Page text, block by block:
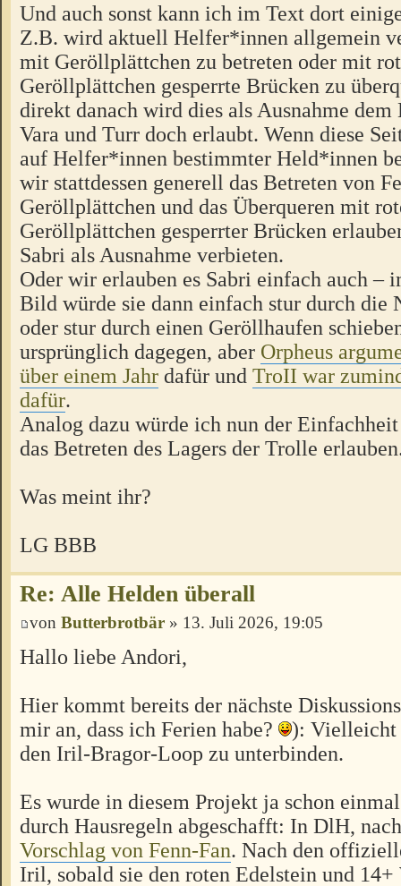
Und auch sonst kann ich im Text dort
Z.B. wird aktuell Helfer*innen allgemein
mit Geröllplättchen zu betreten oder mit
Geröllplättchen gesperrte Brücken zu
direkt danach wird dies als Ausnahme
Vara und Turr doch erlaubt. Wenn diese
auf Helfer*innen bestimmter Held*innen
wir stattdessen generell das Betreten von
Geröllplättchen und das Überqueren mit
Geröllplättchen gesperrter Brücken
Sabri als Ausnahme verbieten.
Oder wir erlauben es Sabri einfach auch –
Bild würde sie dann einfach stur durch die
oder stur durch einen Geröllhaufen
ursprünglich dagegen, aber Orpheus
über einem Jahr dafür und TroII war
dafür.
Analog dazu würde ich nun der
das Betreten des Lagers der Trolle
Was meint ihr?
LG BBB
Re: Alle Helden überall
von Butterbrotbär » 13. Juli 2026, 19:05
Hallo liebe Andori,
Hier kommt bereits der nächste
mir an, dass ich Ferien habe?
): Vielleicht
den Iril-Bragor-Loop zu unterbinden.
Es wurde in diesem Projekt ja schon
durch Hausregeln abgeschafft: In DlH,
Vorschlag von Fenn-Fan. Nach den
Iril, sobald sie den roten Edelstein und 14+